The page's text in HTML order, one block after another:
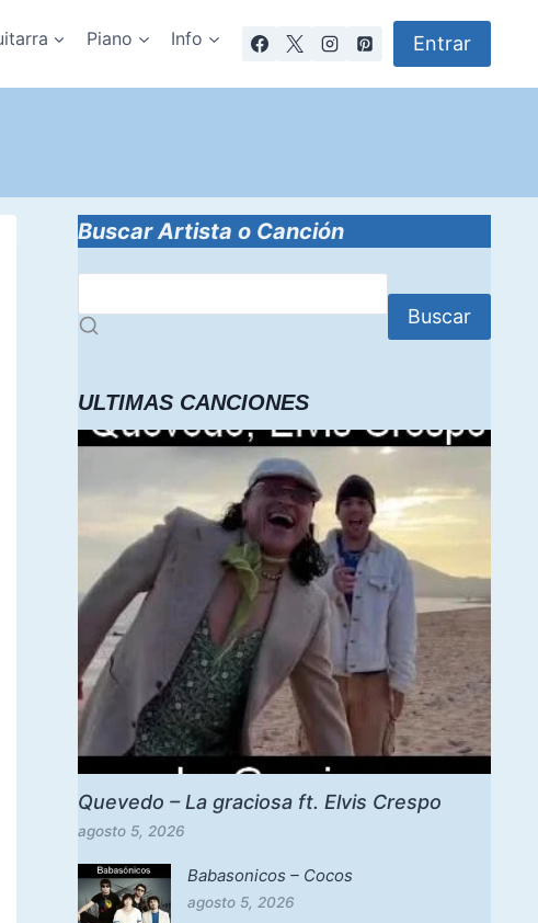
Piano Info Entrar
Buscar Artista o Canción
Buscar
ULTIMAS CANCIONES
Quevedo – La graciosa ft. Elvis Crespo
agosto 5, 2026
Babasonicos – Cocos
agosto 5, 2026